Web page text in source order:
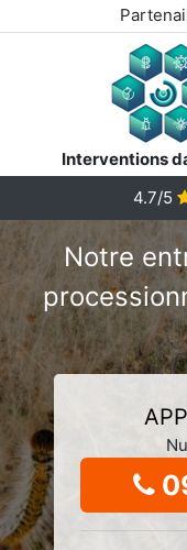
Interventions
4.7/5
Notre